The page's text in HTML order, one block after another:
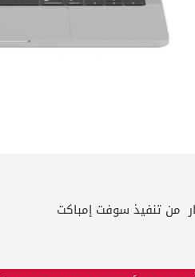
من تنفيذ سوفت إمباكت